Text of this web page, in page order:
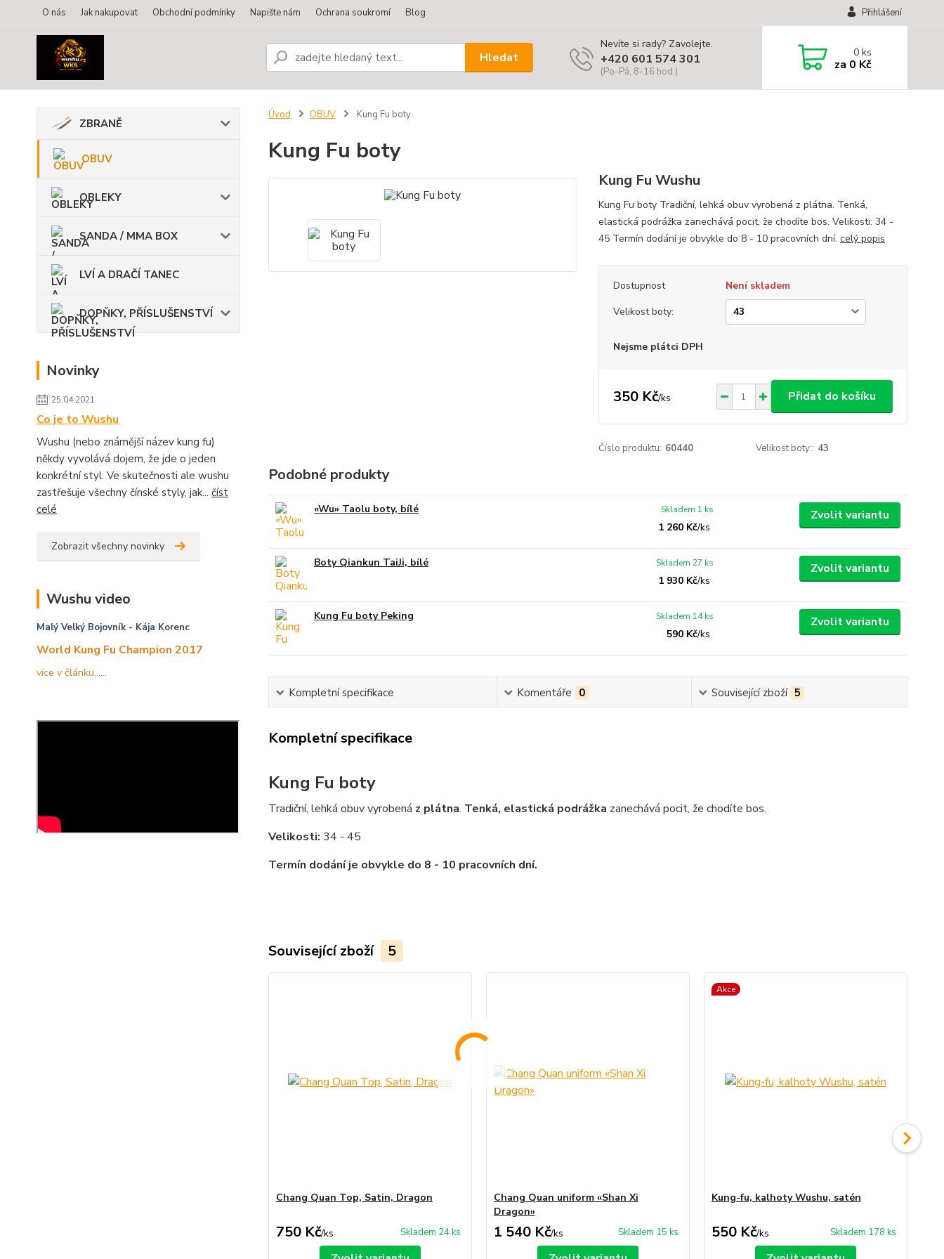
O nás Jak nakupovat Obchodní podmínky Napište nám Ochrana soukromí Blog Přihlášení
Hledat
Nevíte si rady? Zavolejte.
+420 601 574 301
(Po-Pá, 8-16 hod.)
0ks
za 0 Kč
ZBRANĚ
OBUV
OBLEKY
SANDA / MMA BOX
LVÍ A DRAČÍ TANEC
DOPŇKY, PŘÍSLUŠENSTVÍ
Novinky
25.04.2021
Co je to Wushu
Wushu (nebo známější název kung fu)
někdy vyvolává dojem, že jde o jeden
konkrétní styl. Ve skutečnosti ale wushu
zastřešuje všechny čínské styly, jak... číst
celé
Zobrazit všechny novinky
Wushu video
Malý Velký Bojovník- Kája Korenc
World Kung Fu Champion 2017
více v článku......
Úvod OBUV Kung Fu boty
Kung Fu boty
Kung Fu Wushu
Kung Fu boty Tradiční, lehká obuv vyrobená z plátna. Tenká,
elastická podrážka zanechává pocit, že chodíte bos. Velikosti: 34 -
45 Termín dodání je obvykle do 8 - 10 pracovních dní. celý popis
Dostupnost
Není skladem
Velikost boty:
Nejsme plátci DPH
350 Kč/ks Přidat do košíku
Číslo produktu: 60440 Velikost boty:: 43
Podobné produkty
«Wu» Taolu boty, bílé
1 260 Kč/ks
Skladem 1 ks Zvolit variantu
Boty Qiankun TaiJi, bílé
1 930 Kč/ks
Skladem 27 ks Zvolit variantu
Kung Fu boty Peking
590 Kč/ks
Skladem 14 ks Zvolit variantu
Kompletní specifikace Komentáře 0 Související zboží 5
Kompletní specifikace
Kung Fu boty
Tradiční, lehká obuv vyrobená z plátna. Tenká, elastická podrážka zanechává pocit, že chodíte bos.
Velikosti: 34 - 45
Termín dodání je obvykle do 8 - 10 pracovních dní.
Související zboží 5
Chang Quan Top, Satin, Dragon
750 Kč/ks Skladem 24 ks
Chang Quan uniform «Shan Xi
Dragon»
1 540 Kč/ks Skladem 15 ks
Akce
Kung-fu, kalhoty Wushu, satén
550 Kč/ks Skladem 178 ks